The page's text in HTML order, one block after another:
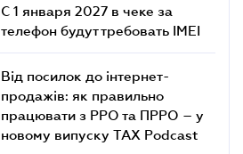
С 1 января 2027 в чеке за
телефон будут требовать IMEI
Від посилок до інтернет-
продажів: як правильно
працювати з РРО та ПРРО – у
новому випуску TAX Podcast